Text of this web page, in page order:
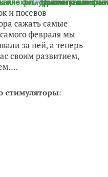
и посевов
сажать самые
февраля мы
за ней, а теперь
своим развитием,
стимуляторы: